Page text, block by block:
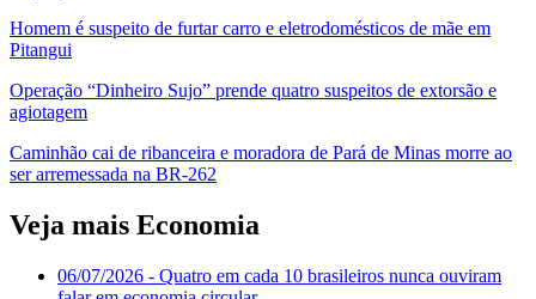
Homem é suspeito de furtar carro e eletrodomésticos de mãe em
Pitangui
Operação “Dinheiro Sujo” prende quatro suspeitos de extorsão e
agiotagem
Caminhão cai de ribanceira e moradora de Pará de Minas morre ao
ser arremessada na BR-262
Veja mais Economia
06/07/2026 - Quatro em cada 10 brasileiros nunca ouviram